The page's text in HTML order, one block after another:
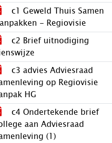
c1 Geweld Thuis Samen
- Regiovisie
c2 Brief uitnodiging
c3 advies Adviesraad
op Regiovisie
HG
c4 Ondertekende brief
aan Adviesraad
(1)